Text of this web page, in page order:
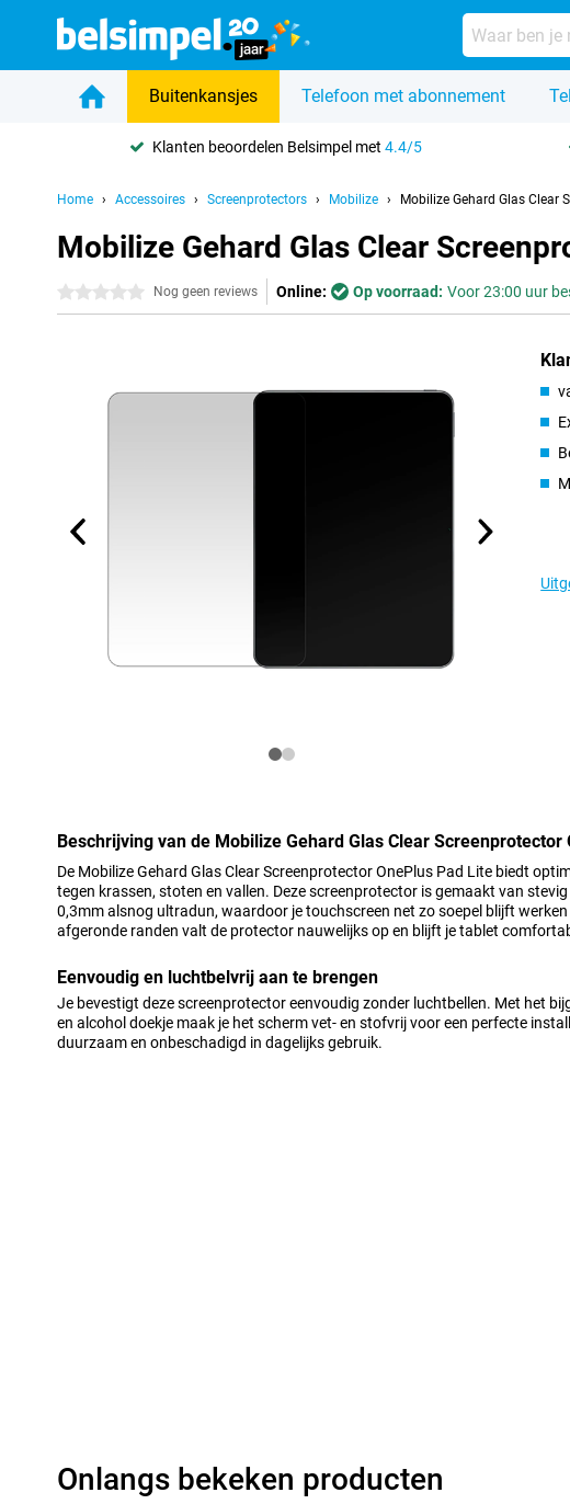
Buitenkansjes Telefoon met abonnement
Klanten beoordelen Belsimpel met4.4/5
Home Accessoires Screenprotectors Mobilize Mobilize Gehard Glas Clear
Mobilize Gehard Glas Clear
0 sterren Nog geen reviews Online: Op voorraad: Voor 23:00 uur
Beschrijving van de Mobilize Gehard Glas Clear Screenprotector
De Mobilize Gehard Glas Clear Screenprotector OnePlus Pad Lite biedt
tegen krassen, stoten en vallen. Deze screenprotector is gemaakt van
0,3mm alsnog ultradun, waardoor je touchscreen net zo soepel blijft
afgeronde randen valt de protector nauwelijks op en blijft je tablet
Eenvoudig en luchtbelvrij aan te brengen
Je bevestigt deze screenprotector eenvoudig zonder luchtbellen. Met het
en alcohol doekje maak je het scherm vet- en stofvrij voor een perfecte
duurzaam en onbeschadigd in dagelijks gebruik.
Onlangs bekeken producten